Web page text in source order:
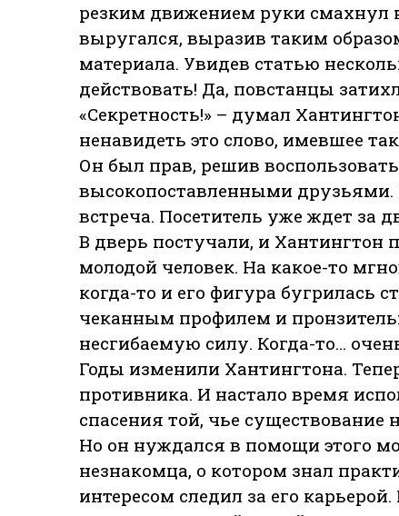
резким движением руки смахнул
выругался, выразив таким
материала. Увидев статью
действовать! Да, повстанцы
«Секретность!» – думал
ненавидеть это слово, имевшее
Он был прав, решив
высокопоставленными друзьями.
встреча. Посетитель уже ждет за
В дверь постучали, и Хантингтон
молодой человек. На какое-то
когда-то и его фигура бугрилась
чеканным профилем и
несгибаемую силу. Когда-то…
Годы изменили Хантингтона.
противника. И настало время
спасения той, чье
Но он нуждался в помощи этого
незнакомца, о котором знал
интересом следил за его